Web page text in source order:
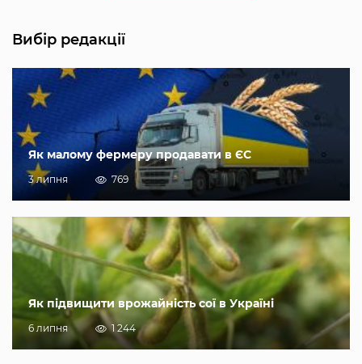
Вибір редакції
Як малому фермеру продавати в ЄС
3 липня 769
Як підвищити врожайність сої в Україні
6 липня 1 244